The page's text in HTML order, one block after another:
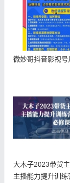
微妙哥抖音影视号
大木子2023带货主
主播能力提升训